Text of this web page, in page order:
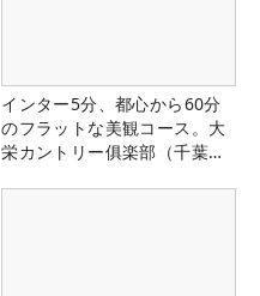
インター5分、都心から60分
のフラットな美観コース。大
栄カントリー俱楽部（千葉